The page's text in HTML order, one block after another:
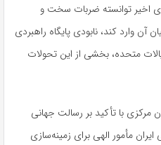
اخیر توانسته ضربات سخت و
آن وارد کند، نابودی پایگاه راهبردی
متحده، بخشی از این تحولات
مرکزی با تأکید بر رسالت جهانی
مأمور الهی برای زمینه‌سازی